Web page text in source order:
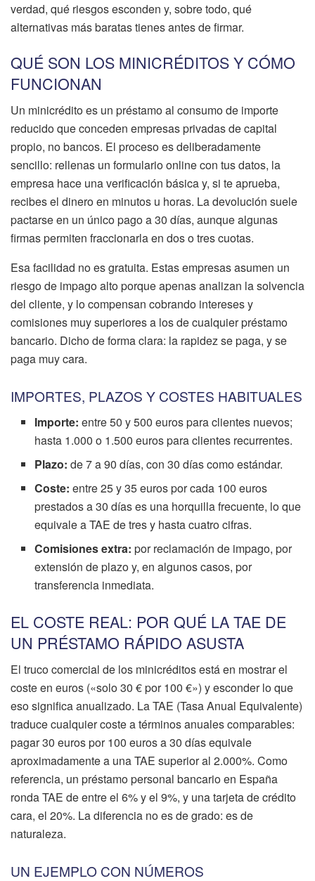
verdad, qué riesgos esconden y, sobre todo, qué
alternativas más baratas tienes antes de firmar.
QUÉ SON LOS MINICRÉDITOS Y CÓMO
FUNCIONAN
Un minicrédito es un préstamo al consumo de importe
reducido que conceden empresas privadas de capital
propio, no bancos. El proceso es deliberadamente
sencillo: rellenas un formulario online con tus datos, la
empresa hace una verificación básica y, si te aprueba,
recibes el dinero en minutos u horas. La devolución suele
pactarse en un único pago a 30 días, aunque algunas
firmas permiten fraccionarla en dos o tres cuotas.
Esa facilidad no es gratuita. Estas empresas asumen un
riesgo de impago alto porque apenas analizan la solvencia
del cliente, y lo compensan cobrando intereses y
comisiones muy superiores a los de cualquier préstamo
bancario. Dicho de forma clara: la rapidez se paga, y se
paga muy cara.
IMPORTES, PLAZOS Y COSTES HABITUALES
Importe: entre 50 y 500 euros para clientes nuevos;
hasta 1.000 o 1.500 euros para clientes recurrentes.
Plazo: de 7 a 90 días, con 30 días como estándar.
Coste: entre 25 y 35 euros por cada 100 euros
prestados a 30 días es una horquilla frecuente, lo que
equivale a TAE de tres y hasta cuatro cifras.
Comisiones extra: por reclamación de impago, por
extensión de plazo y, en algunos casos, por
transferencia inmediata.
EL COSTE REAL: POR QUÉ LA TAE DE
UN PRÉSTAMO RÁPIDO ASUSTA
El truco comercial de los minicréditos está en mostrar el
coste en euros («solo 30 € por 100 €») y esconder lo que
eso significa anualizado. La TAE (Tasa Anual Equivalente)
traduce cualquier coste a términos anuales comparables:
pagar 30 euros por 100 euros a 30 días equivale
aproximadamente a una TAE superior al 2.000%. Como
referencia, un préstamo personal bancario en España
ronda TAE de entre el 6% y el 9%, y una tarjeta de crédito
cara, el 20%. La diferencia no es de grado: es de
naturaleza.
UN EJEMPLO CON NÚMEROS